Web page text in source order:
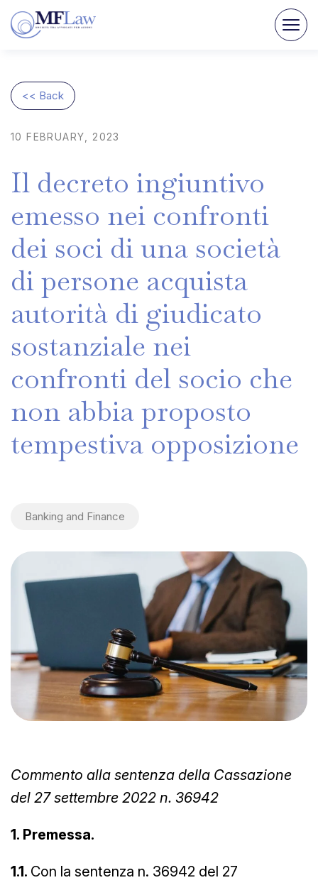
<< Back
10 FEBRUARY, 2023
Il decreto ingiuntivo
emesso nei confronti
dei soci diuna società
dipersone acquista
autorità di giudicato
sostanziale nei
confronti del socio che
non abbiaproposto
tempestiva opposizione
Banking and Finance
Commento alla sentenza della Cassazione
del 27 settembre 2022 n. 36942
1. Premessa.
1.1. Con la sentenza n. 36942 del 27